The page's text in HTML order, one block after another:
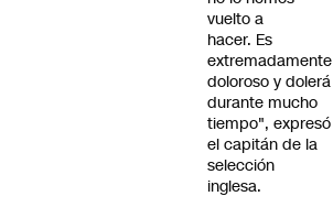
vuelto a
hacer. Es
extremadamente
doloroso y dolerá
durante mucho
tiempo", expresó
el capitán de la
selección
inglesa.